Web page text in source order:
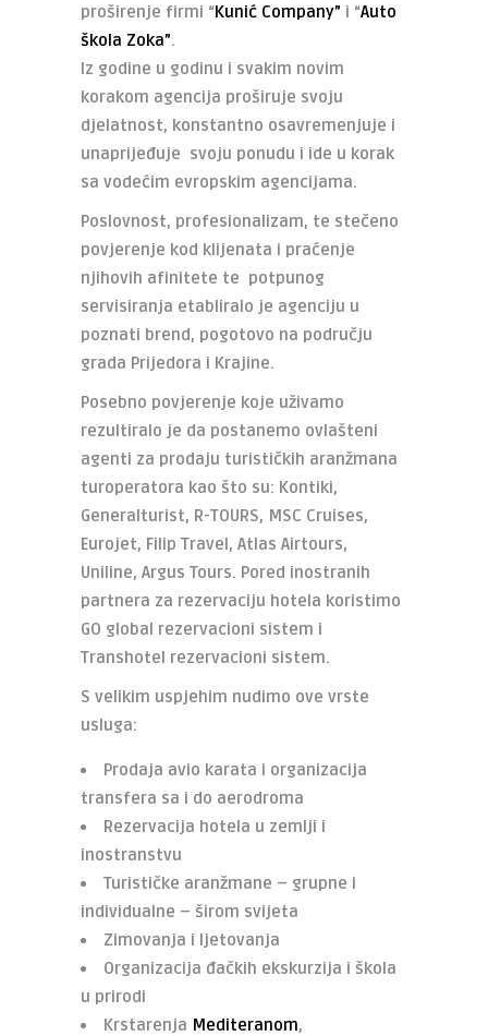
proširenje firmi “Kunić Company” i “Auto
škola Zoka”.
Iz godine u godinu i svakim novim
korakom agencija proširuje svoju
djelatnost, konstantno osavremenjuje i
unaprijeđuje svoju ponudu i ide u korak
sa vodećim evropskim agencijama.
Poslovnost, profesionalizam, te stečeno
povjerenje kod klijenata i praćenje
njihovih afinitete te potpunog
servisiranja etabliralo je agenciju u
poznati brend, pogotovo na području
grada Prijedora i Krajine.
Posebno povjerenje koje uživamo
rezultiralo je da postanemo ovlašteni
agenti za prodaju turističkih aranžmana
turoperatora kao što su: Kontiki,
Generalturist, R-TOURS, MSC Cruises,
Eurojet, Filip Travel, Atlas Airtours,
Uniline, Argus Tours. Pored inostranih
partnera za rezervaciju hotela koristimo
GO global rezervacioni sistem i
Transhotel rezervacioni sistem.
S velikim uspjehim nudimo ove vrste
usluga:
Prodaja avio karata i organizacija
transfera sa i do aerodroma
Rezervacija hotela u zemlji i
inostranstvu
Turističke aranžmane – grupne i
individualne – širom svijeta
Zimovanja i ljetovanja
Organizacija đačkih ekskurzija i škola
u prirodi
Krstarenja Mediteranom,